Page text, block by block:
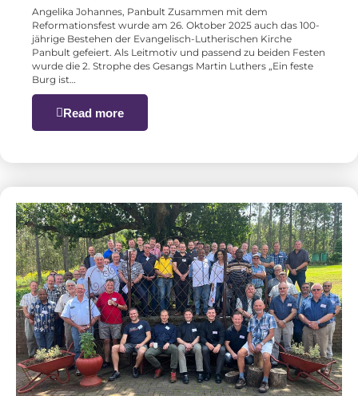
Angelika Johannes, Panbult Zusammen mit dem
Reformationsfest wurde am 26. Oktober 2025 auch das 100-
jährige Bestehen der Evangelisch-Lutherischen Kirche
Panbult gefeiert. Als Leitmotiv und passend zu beiden Festen
wurde die 2. Strophe des Gesangs Martin Luthers „Ein feste
Burg ist…
Read more